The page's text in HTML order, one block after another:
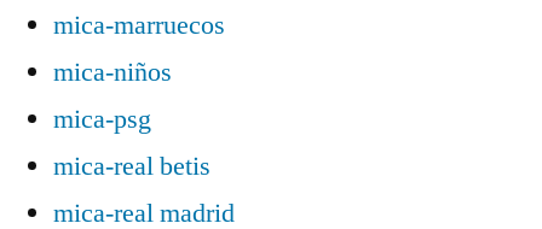
mica-marruecos
mica-niños
mica-psg
mica-real betis
mica-real madrid